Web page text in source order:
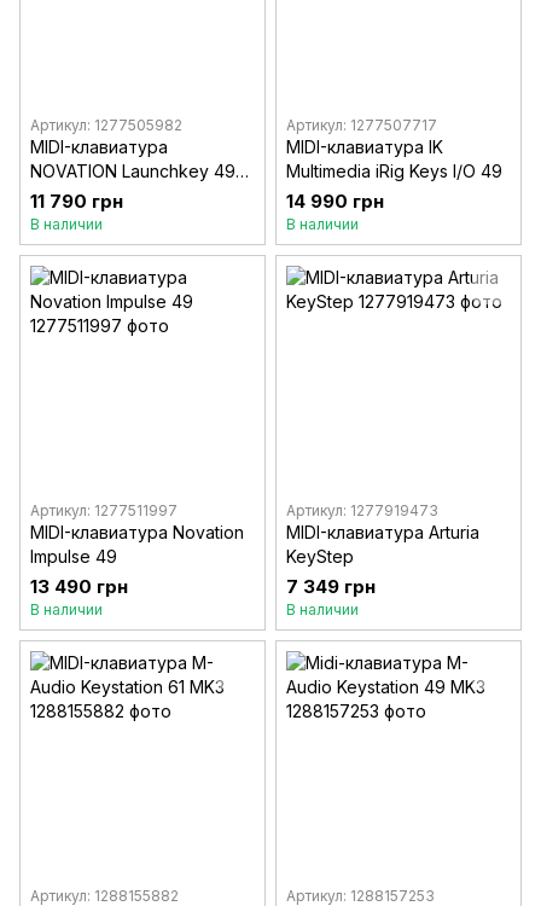
Артикул: 1277505982
MIDI-клавиатура
NOVATION Launchkey 49
MK3
11 790 грн
В наличии
Артикул: 1277507717
MIDI-клавиатура IK
Multimedia iRig Keys I/O 49
14 990 грн
В наличии
Артикул: 1277511997
MIDI-клавиатура Novation
Impulse 49
13 490 грн
В наличии
Артикул: 1277919473
MIDI-клавиатура Arturia
KeyStep
7 349 грн
В наличии
Артикул: 1288155882 Артикул: 1288157253